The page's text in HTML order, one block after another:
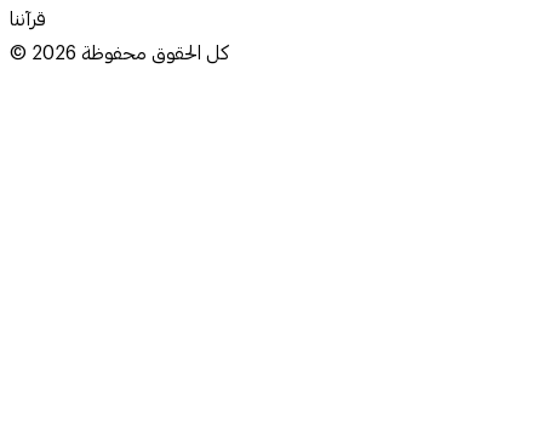
قرآننا
© 2026كل الحقوق محفوظة